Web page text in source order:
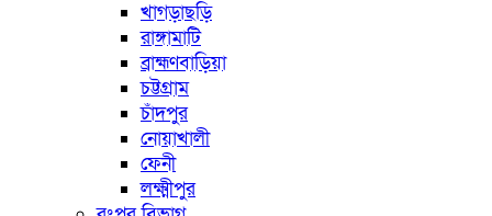
খাগড়াছড়ি
রাঙ্গামাটি
ব্রাহ্মণবাড়িয়া
চট্টগ্রাম
চাঁদপুর
নোয়াখালী
ফেনী
লক্ষ্মীপুর